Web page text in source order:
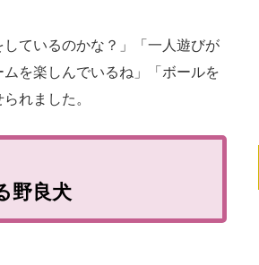
ているのかな？」「一人遊びが
を楽しんでいるね」「ボールを
れました。
野良犬